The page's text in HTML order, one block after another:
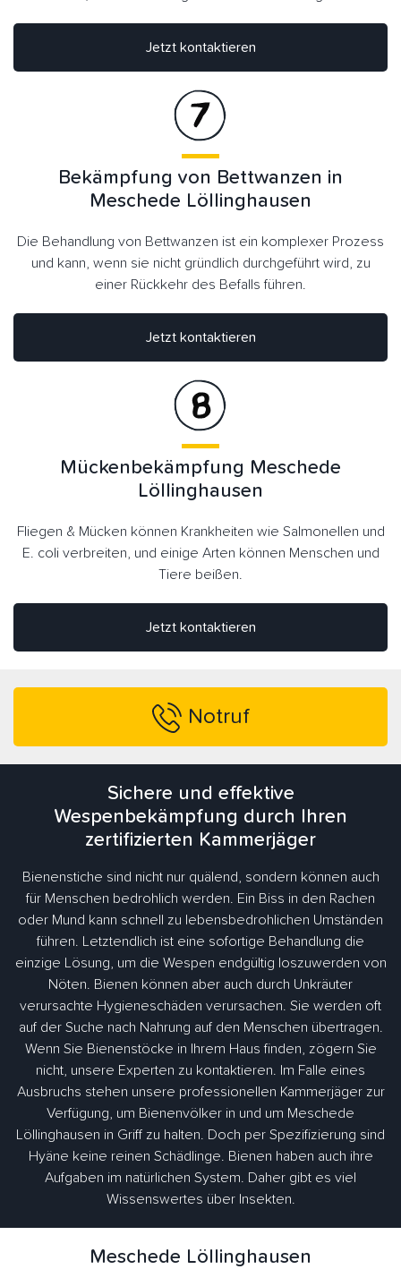
Jetzt kontaktieren
Bekämpfung von Bettwanzen in
Meschede Löllinghausen
Die Behandlung von Bettwanzen ist ein komplexer Prozess
und kann, wenn sie nicht gründlich durchgeführt wird, zu
einer Rückkehr des Befalls führen.
Jetzt kontaktieren
Jetzt kontaktieren
Mückenbekämpfung Meschede
Löllinghausen
Fliegen & Mücken können Krankheiten wie Salmonellen und
E. coli verbreiten, und einige Arten können Menschen und
Tiere beißen.
Notruf
Sichere und effektive
Wespenbekämpfung durch Ihren
zertifizierten Kammerjäger
Bienenstiche sind nicht nur quälend, sondern können auch
für Menschen bedrohlich werden. Ein Biss in den Rachen
oder Mund kann schnell zu lebensbedrohlichen Umständen
führen. Letztendlich ist eine sofortige Behandlung die
einzige Lösung, um die Wespen endgültig loszuwerden von
Nöten. Bienen können aber auch durch Unkräuter
verursachte Hygieneschäden verursachen. Sie werden oft
auf der Suche nach Nahrung auf den Menschen übertragen.
Wenn Sie Bienenstöcke in Ihrem Haus finden, zögern Sie
nicht, unsere Experten zu kontaktieren. Im Falle eines
Ausbruchs stehen unsere professionellen Kammerjäger zur
Verfügung, um Bienenvölker in und um Meschede
Löllinghausen in Griff zu halten. Doch per Spezifizierung sind
Hyäne keine reinen Schädlinge. Bienen haben auch ihre
Aufgaben im natürlichen System. Daher gibt es viel
Wissenswertes über Insekten.
Meschede Löllinghausen